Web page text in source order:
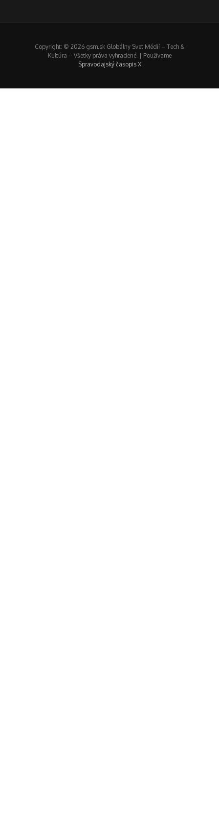
Copyright: © 2026 gsm.sk Globálny Svet Médií – Tech &
Kultúra – Všetky práva vyhradené. | Používame
Spravodajský časopis X